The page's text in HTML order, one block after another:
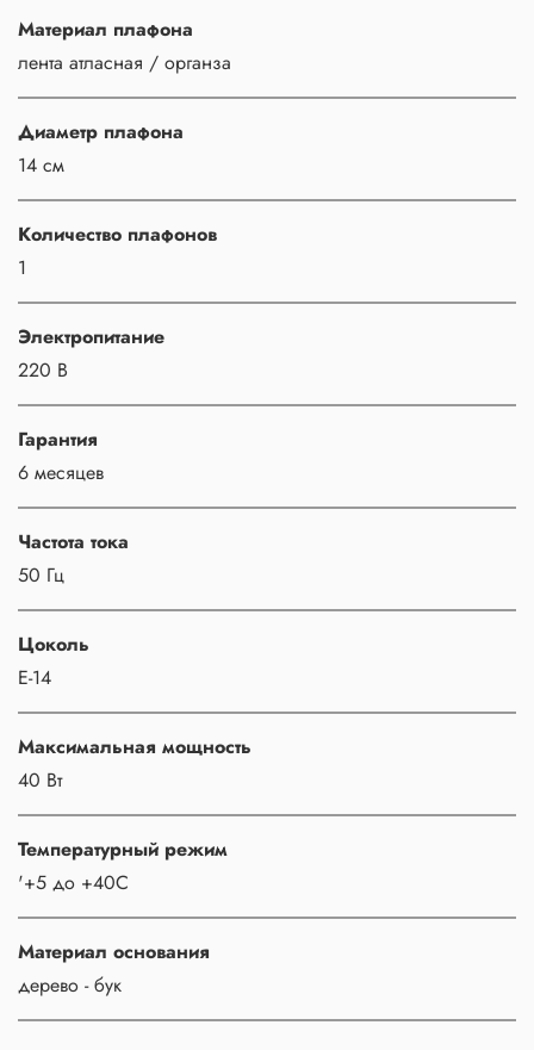
Материал плафона
лента атласная / органза
Диаметр плафона
14 см
Количество плафонов
1
Электропитание
220 В
Гарантия
6 месяцев
Частота тока
50 Гц
Цоколь
Е-14
Максимальная мощность
40 Вт
Температурный режим
'+5 до +40С
Материал основания
дерево - бук